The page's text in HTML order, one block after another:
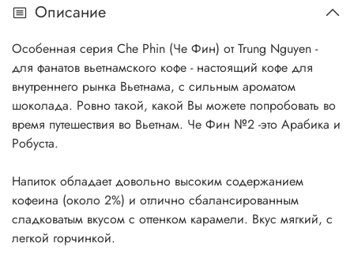
Описание
Особенная серия Che Phin (Че Фин) от Trung Nguyen -
для фанатов вьетнамского кофе - настоящий кофе для
внутреннего рынка Вьетнама, с сильным ароматом
шоколада. Ровно такой, какой Вы можете попробовать во
время путешествия во Вьетнам. Че Фин №2 -это Арабика и
Робуста.
Напиток обладает довольно высоким содержанием
кофеина (около 2%) и отлично сбалансированным
сладковатым вкусом с оттенком карамели. Вкус мягкий, с
легкой горчинкой.